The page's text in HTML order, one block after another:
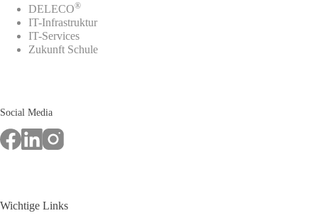
DELECO®
IT-Infrastruktur
IT-Services
Zukunft Schule
Social Media
Wichtige Links